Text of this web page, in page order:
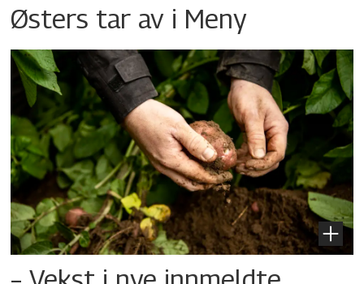
Østers tar av i Meny